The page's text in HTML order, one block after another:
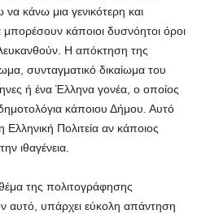
κάνω μια γενικότερη και
κάποιοι δυσνόητοι όροι
Η απόκτηση της
συνταγματικό δικαίωμα του
ή ένα Έλληνα γονέα, ο οποίος
κάποιου Δήμου. Αυτό
Ελληνική Πολιτεία αν κάποιος
ιθαγένεια.
της πολιτογράφησης
αυτό, υπάρχει εύκολη απάντηση